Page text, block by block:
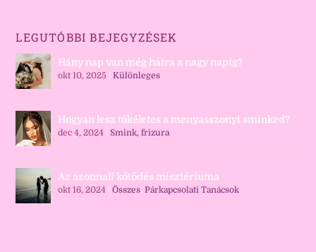
LEGUTÓBBI BEJEGYZÉSEK
Hány nap van még hátra a nagy napig?
okt 10, 2025 |Különleges
Hogyan lesz tökéletes a menyasszonyi sminked?
dec 4, 2024 |Smink, frizura
Az azonnali kötődés misztériuma
okt 16, 2024 |Összes ,Párkapcsolati Tanácsok